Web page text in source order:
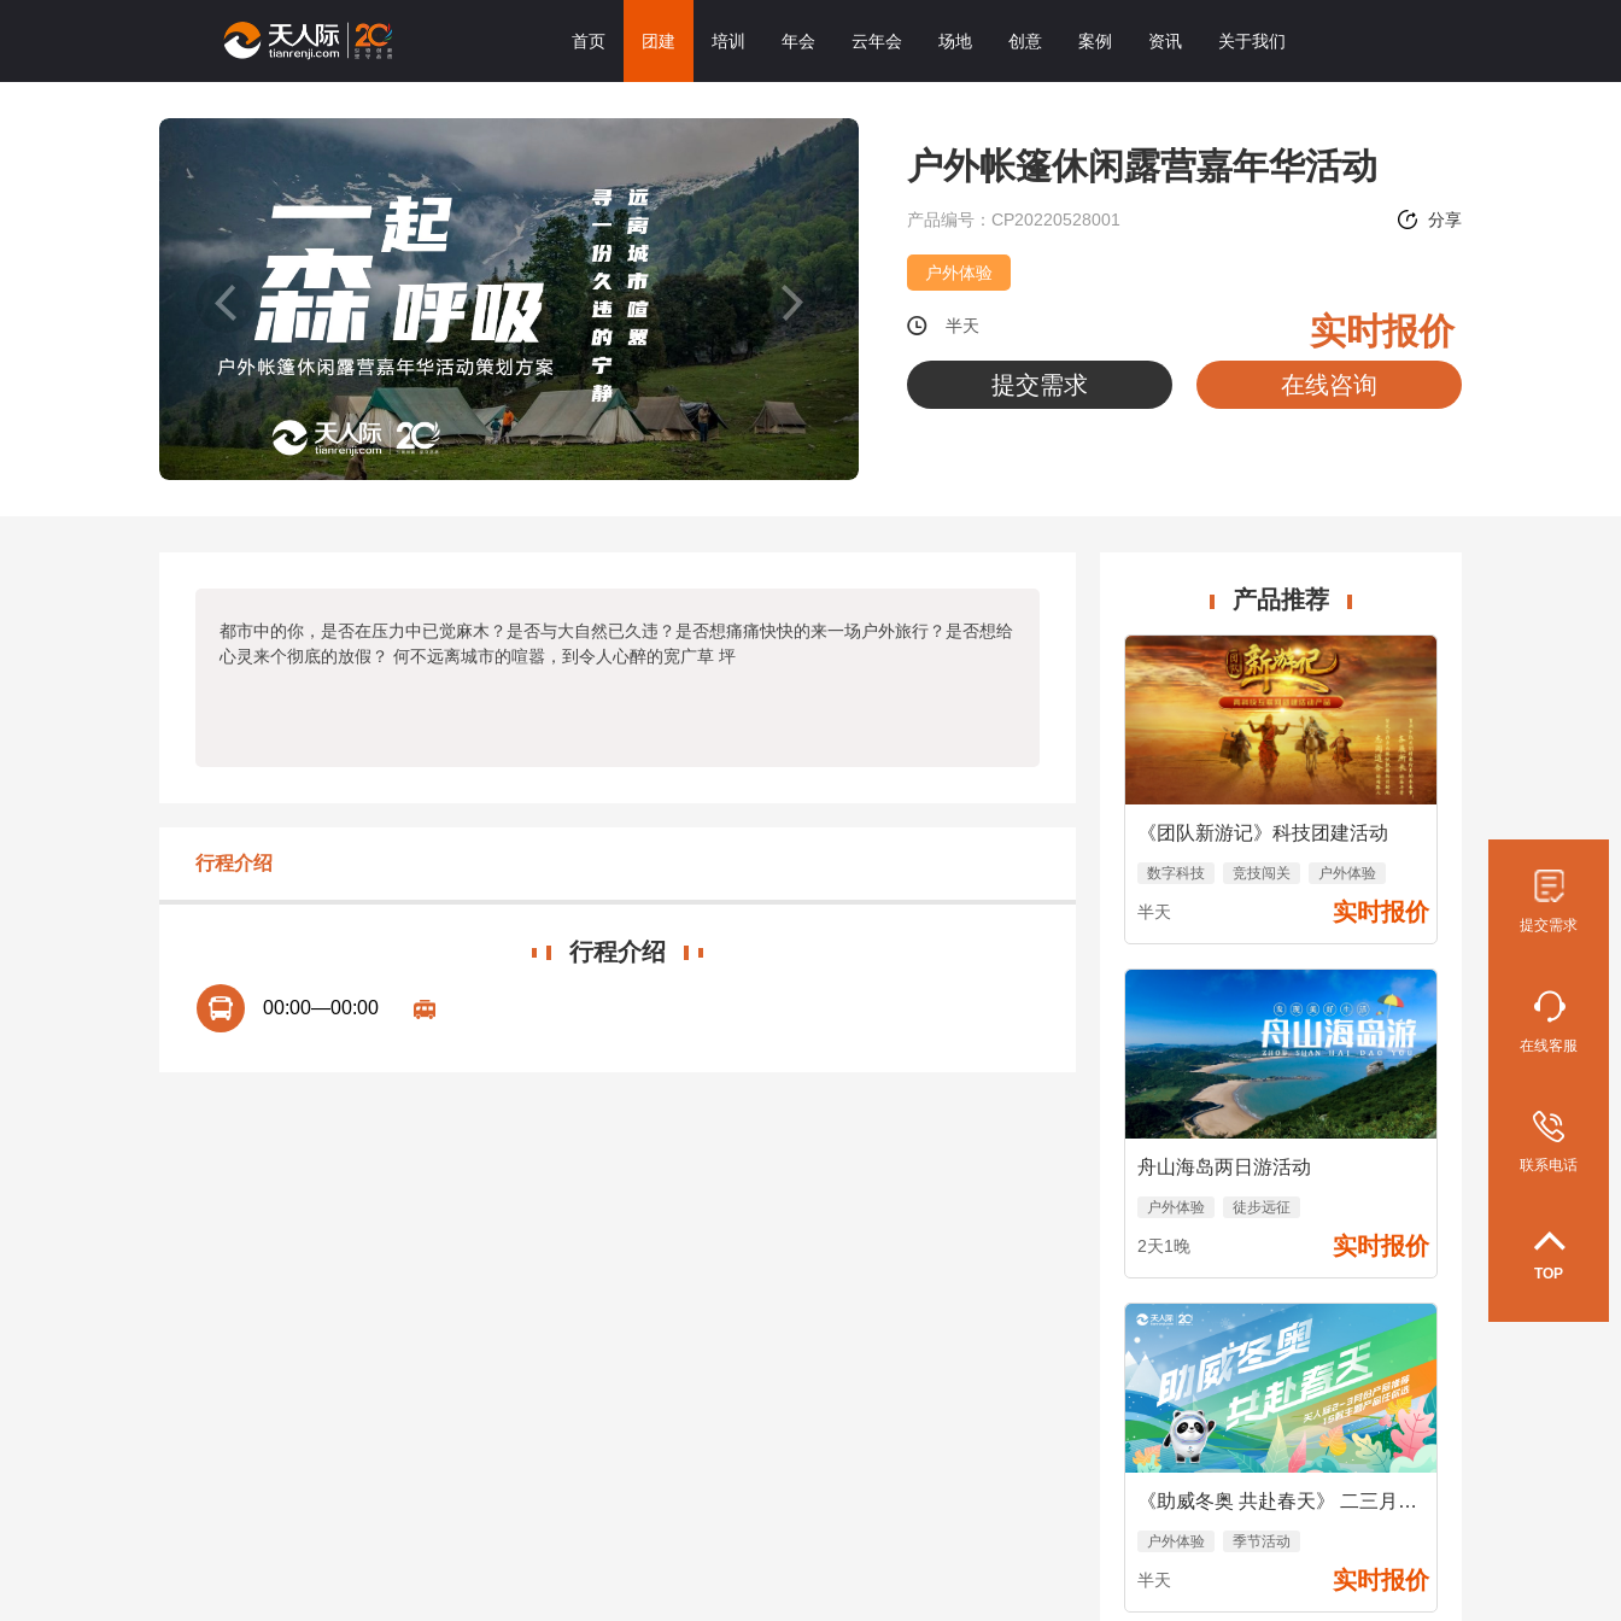
首页 团建 培训 年会 云年会 场地 创意 案例 资讯 关于我们
提交需求
在线客服
联系电话
TOP
户外帐篷休闲露营嘉年华活动
产品编号：CP20220528001 分享
户外体验
半天 实时报价
提交需求 在线咨询
都市中的你，是否在压力中已觉麻木？是否与大自然已久违？是否想痛痛快快的来一场户外旅行？是否想给
心灵来个彻底的放假？ 何不远离城市的喧嚣，到令人心醉的宽广草 坪
行程介绍
行程介绍
00:00—00:00
产品推荐
《团队新游记》科技团建活动
数字科技 竞技闯关 户外体验
半天 实时报价
舟山海岛两日游活动
户外体验 徒步远征
2天1晚 实时报价
《助威冬奥 共赴春天》 二三月份系列产品
户外体验 季节活动
半天 实时报价